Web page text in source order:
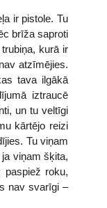
ir pistole. Tu
brīža saproti
kurā ir
atzīmējies.
tava ilgākā
iztraucē
un tu veltīgi
kārtējo reizi
Tu viņam
viņam šķita,
roku,
nav svarīgi –